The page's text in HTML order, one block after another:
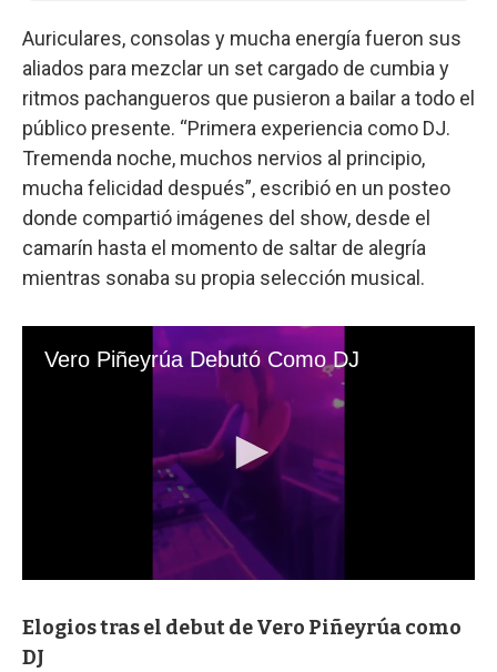
Auriculares, consolas y mucha energía fueron sus
aliados para mezclar un set cargado de cumbia y
ritmos pachangueros que pusieron a bailar a todo el
público presente. “Primera experiencia como DJ.
Tremenda noche, muchos nervios al principio,
mucha felicidad después”, escribió en un posteo
donde compartió imágenes del show, desde el
camarín hasta el momento de saltar de alegría
mientras sonaba su propia selección musical.
Elogios tras el debut de Vero Piñeyrúa como
DJ